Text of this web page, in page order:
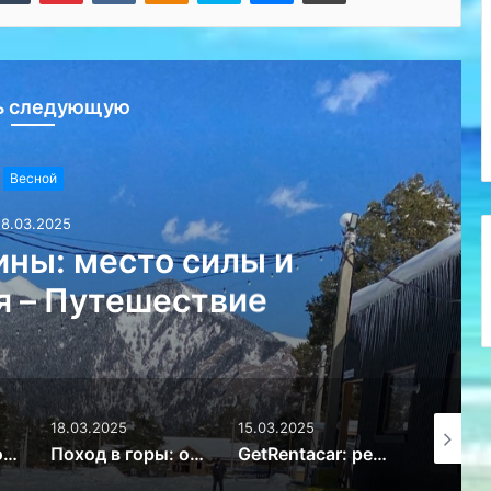
следующую
Весной
место силы и
– Путешествие
Избыток или новое мировоззрение: почему дети перестали ценить игрушки – Путешествие
18.03.2025
Поход в горы: особенности безопасного отдыха – Путешествие
15.03.2025
GetRentacar: решение транспортного вопроса в любом уголке планеты – Путешествие